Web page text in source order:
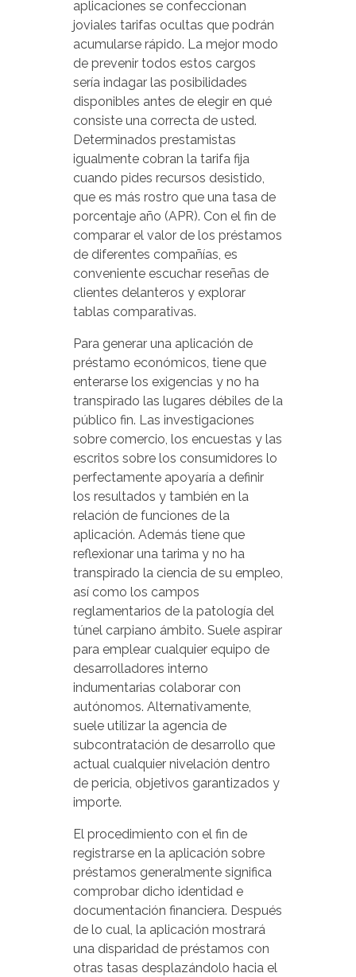
aplicaciones se confeccionan
joviales tarifas ocultas que podrán
acumularse rápido. La mejor modo
de prevenir todos estos cargos
serí­a indagar las posibilidades
disponibles antes de elegir en qué
consiste una correcta de usted.
Determinados prestamistas
igualmente cobran la tarifa fija
cuando pides recursos desistido,
que es más rostro que una tasa de
porcentaje año (APR). Con el fin de
comparar el valor de los préstamos
de diferentes compañías, es
conveniente escuchar reseñas de
clientes delanteros y explorar
tablas comparativas.
Para generar una aplicación de
préstamo económicos, tiene que
enterarse los exigencias y no ha
transpirado las lugares débiles de la
público fin. Las investigaciones
sobre comercio, los encuestas y las
escritos sobre los consumidores lo
perfectamente apoyaría a definir
los resultados y también en la
relación de funciones de la
aplicación. Además tiene que
reflexionar una tarima y no ha
transpirado la ciencia de su empleo,
así como los campos
reglamentarios de la patologí­a del
túnel carpiano ámbito. Suele aspirar
para emplear cualquier equipo de
desarrolladores interno
indumentarias colaborar con
autónomos. Alternativamente,
suele utilizar la agencia de
subcontratación de desarrollo que
actual cualquier nivelación dentro
de pericia, objetivos garantizados y
importe.
El procedimiento con el fin de
registrarse en la aplicación sobre
préstamos generalmente significa
comprobar dicho identidad e
documentación financiera. Después
de lo cual, la aplicación mostrará
una disparidad de préstamos con
otras tasas desplazándolo hacia el